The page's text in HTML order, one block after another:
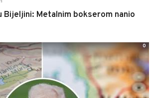
Bijeljini: Metalnim bokserom nanio
0